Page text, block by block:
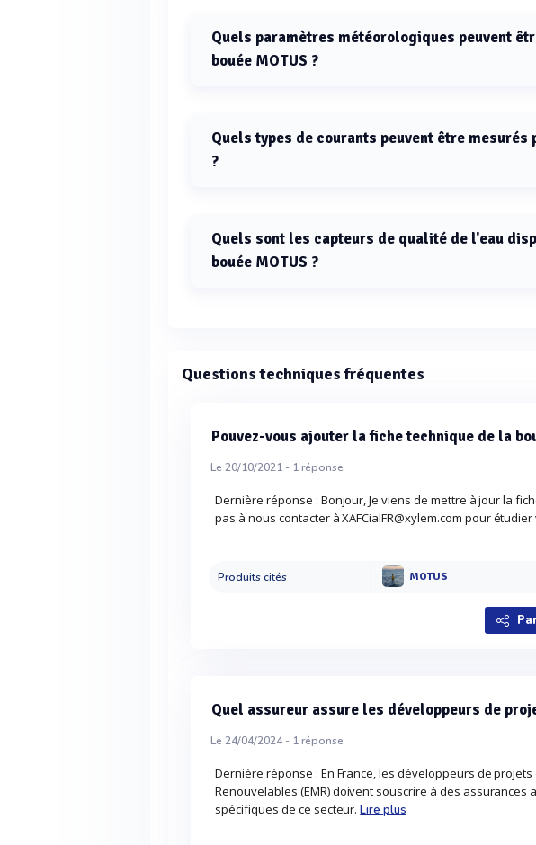
Quels paramètres météorologiques peuvent
bouée MOTUS ?
Quels types de courants peuvent être mesurés
?
Quels sont les capteurs de qualité de l'eau
bouée MOTUS ?
Questions techniques fréquentes
Pouvez-vous ajouter la fiche technique de la
Le 20/10/2021 - 1réponse
Dernière réponse : Bonjour, Je viens de mettre à jour la
pas à nous contacter à XAFCialFR@xylem.com pour
Produits cités MOTUS
Quel assureur assure les développeurs de
Le 24/04/2024 - 1réponse
Dernière réponse : En France, les développeurs de
Renouvelables (EMR) doivent souscrire à des assurances
spécifiques de ce secteur.Lire plus